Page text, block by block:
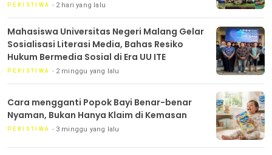
PERISTIWA 2 hari yang lalu
Mahasiswa Universitas Negeri Malang Gelar
Sosialisasi Literasi Media, Bahas Resiko
Hukum Bermedia Sosial di Era UU ITE
PERISTIWA 2 minggu yang lalu
Cara mengganti Popok Bayi Benar-benar
Nyaman, Bukan Hanya Klaim di Kemasan
PERISTIWA 3 minggu yang lalu